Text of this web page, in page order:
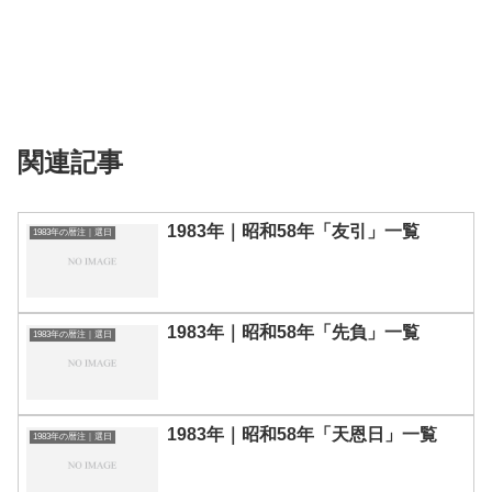
関連記事
1983年の暦注｜選日 1983年｜昭和58年「友引」一覧
1983年の暦注｜選日 1983年｜昭和58年「先負」一覧
1983年の暦注｜選日 1983年｜昭和58年「天恩日」一覧